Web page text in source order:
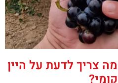
צריך לדעת על היין